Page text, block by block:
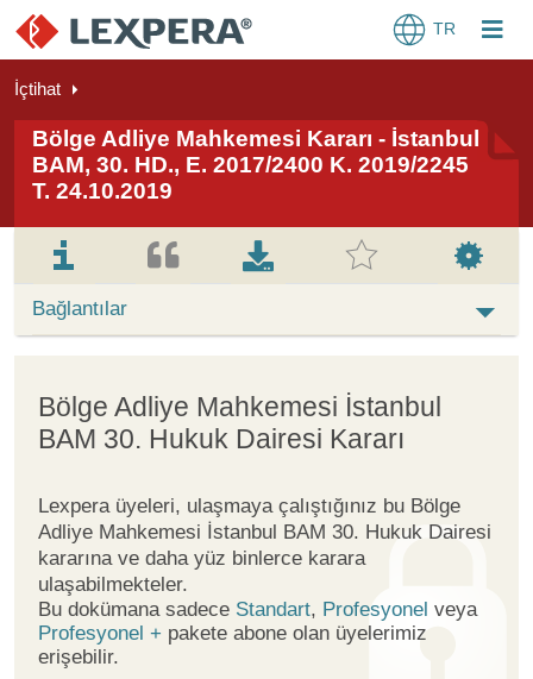
TR
İçtihat
Bölge Adliye Mahkemesi Kararı - İstanbul
BAM, 30. HD., E. 2017/2400 K. 2019/2245
T. 24.10.2019
Bağlantılar
Bölge Adliye Mahkemesi İstanbul
BAM 30. Hukuk Dairesi Kararı
Lexpera üyeleri, ulaşmaya çalıştığınız bu Bölge
Adliye Mahkemesi İstanbul BAM 30. Hukuk Dairesi
kararına ve daha yüz binlerce karara
ulaşabilmekteler.
Bu dokümana sadece Standart, Profesyonel veya
Profesyonel + pakete abone olan üyelerimiz
erişebilir.